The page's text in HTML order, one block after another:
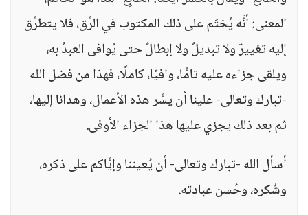
المعنى: أنَّه يُختَم على ذلك المكتوب في الرَّق، فلا يتطرَّق
إليه تغييرٌ ولا تبديلٌ ولا إبطالٌ حتى يُوافى العبدُ به،
ويلقى جزاءه عليه تامًّا، وافيًا، كاملًا، فهذا من فضل الله
-تبارك وتعالى- علينا أن يسَّر هذه الأعمال، وهدانا إليها،
ثم بعد ذلك يجزي عليها هذا الجزاء الأوفى.
أسأل الله -تبارك وتعالى- أن يُعيننا وإيَّاكم على ذكره،
وشُكره، وحُسن عبادته.